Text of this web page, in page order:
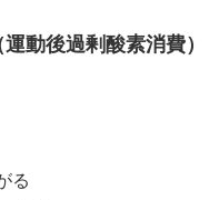
動後過剰酸素消費）
る